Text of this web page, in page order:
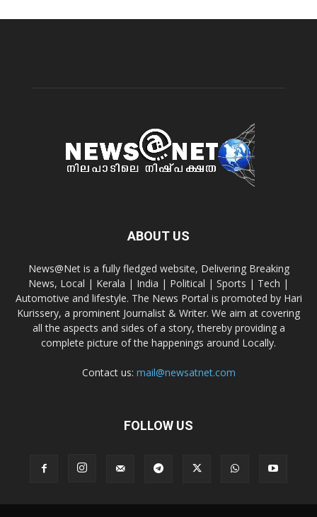
ABOUT US
News@Net is a fully fledged website, Delivering Breaking
News, Local | Kerala | India | Political | Sports | Tech |
Automotive and lifestyle. The News Portal is promoted by Hari
Kurissery, a prominent Journalist & Writer. We aim at covering
all the aspects and sides of a story, thereby providing a
complete picture of the happenings around Locally.
Contact us: mail@newsatnet.com
FOLLOW US